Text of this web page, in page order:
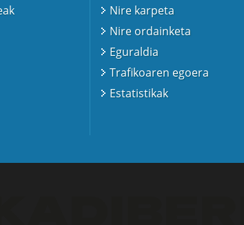
Nire karpeta
Nire ordainketa
Eguraldia
Trafikoaren egoera
Estatistikak